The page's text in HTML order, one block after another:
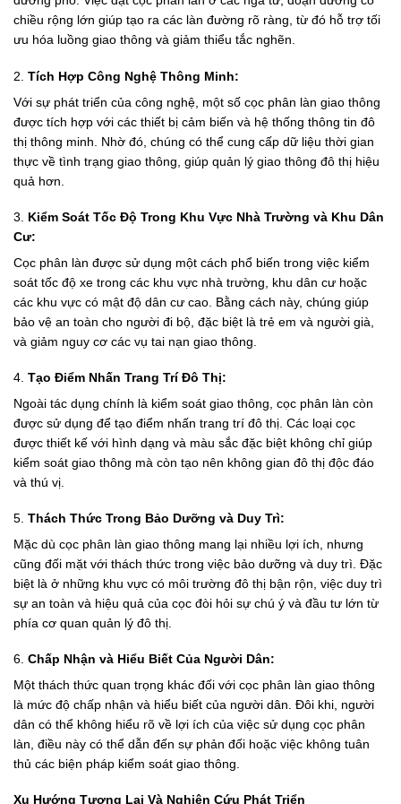
chiều rộng lớn giúp tạo ra các làn đường rõ ràng, từ đó hỗ trợ tối
ưu hóa luồng giao thông và giảm thiểu tắc nghẽn.
2. Tích Hợp Công Nghệ Thông Minh:
Với sự phát triển của công nghệ, một số cọc phân làn giao thông
được tích hợp với các thiết bị cảm biến và hệ thống thông tin đô
thị thông minh. Nhờ đó, chúng có thể cung cấp dữ liệu thời gian
thực về tình trạng giao thông, giúp quản lý giao thông đô thị hiệu
quả hơn.
3. Kiểm Soát Tốc Độ Trong Khu Vực Nhà Trường và Khu Dân
Cư:
Cọc phân làn được sử dụng một cách phổ biến trong việc kiểm
soát tốc độ xe trong các khu vực nhà trường, khu dân cư hoặc
các khu vực có mật độ dân cư cao. Bằng cách này, chúng giúp
bảo vệ an toàn cho người đi bộ, đặc biệt là trẻ em và người già,
và giảm nguy cơ các vụ tai nạn giao thông.
4. Tạo Điểm Nhấn Trang Trí Đô Thị:
Ngoài tác dụng chính là kiểm soát giao thông, cọc phân làn còn
được sử dụng để tạo điểm nhấn trang trí đô thị. Các loại cọc
được thiết kế với hình dạng và màu sắc đặc biệt không chỉ giúp
kiểm soát giao thông mà còn tạo nên không gian đô thị độc đáo
và thú vị.
5. Thách Thức Trong Bảo Dưỡng và Duy Trì:
Mặc dù cọc phân làn giao thông mang lại nhiều lợi ích, nhưng
cũng đối mặt với thách thức trong việc bảo dưỡng và duy trì. Đặc
biệt là ở những khu vực có môi trường đô thị bận rộn, việc duy trì
sự an toàn và hiệu quả của cọc đòi hỏi sự chú ý và đầu tư lớn từ
phía cơ quan quản lý đô thị.
6. Chấp Nhận và Hiểu Biết Của Người Dân:
Một thách thức quan trọng khác đối với cọc phân làn giao thông
là mức độ chấp nhận và hiểu biết của người dân. Đôi khi, người
dân có thể không hiểu rõ về lợi ích của việc sử dụng cọc phân
làn, điều này có thể dẫn đến sự phản đối hoặc việc không tuân
thủ các biện pháp kiểm soát giao thông.
Xu Hướng Tương Lai Và Nghiên Cứu Phát Triển